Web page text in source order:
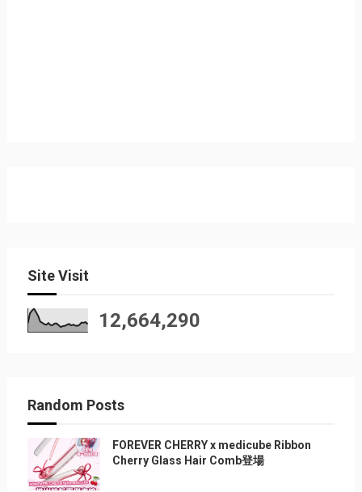
Site Visit
12,664,290
Random Posts
FOREVER CHERRY x medicube Ribbon
Cherry Glass Hair Comb登場